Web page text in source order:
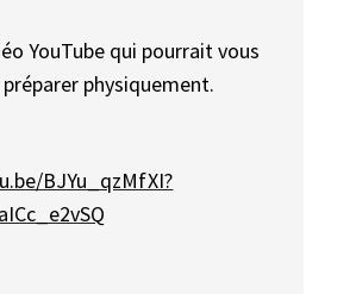
YouTube qui pourrait vous
physiquement.
BJYu_qzMfXI?